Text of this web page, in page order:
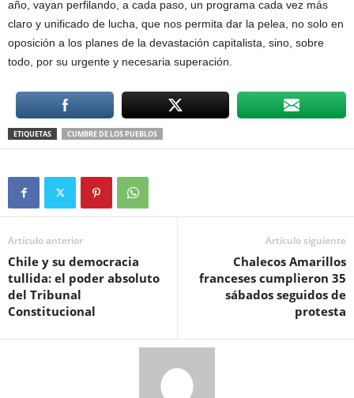
año, vayan perfilando, a cada paso, un programa cada vez más
claro y unificado de lucha, que nos permita dar la pelea, no solo en
oposición a los planes de la devastación capitalista, sino, sobre
todo, por su urgente y necesaria superación.
ETIQUETAS CUMBRE DE LOS PUEBLOS
Artículo anterior
Chile y su democracia
tullida: el poder absoluto
del Tribunal
Constitucional
Artículo siguiente
Chalecos Amarillos
franceses cumplieron 35
sábados seguidos de
protesta